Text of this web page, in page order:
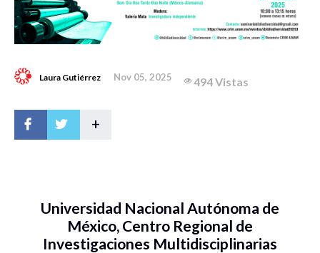
Laura Gutiérrez Nov 05, 2025 494 Vistas
+
Universidad Nacional Autónoma de
México, Centro Regional de
Investigaciones Multidisciplinarias